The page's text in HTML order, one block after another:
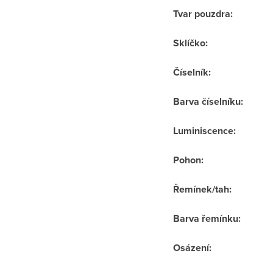
Tvar pouzdra:
Sklíčko:
Číselník:
Barva číselníku:
Luminiscence:
Pohon:
Řemínek/tah:
Barva řemínku:
Osázení: